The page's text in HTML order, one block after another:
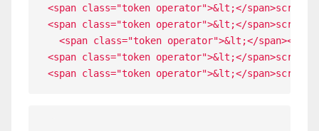
<span class="token operator">&lt;</span>script
<span class="token operator">&lt;</span>script
<span class="token operator">&lt;</
<span class="token operator">&lt;</